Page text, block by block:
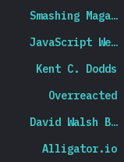
Alligator.io
David Walsh B…
Overreacted
Kent C. Dodds
JavaScript We…
Smashing Maga…